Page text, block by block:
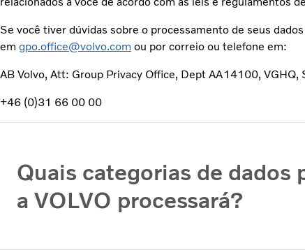
Se você tiver dúvidas sobre o processamento de seus
em gpo.office@volvo.com ou por correio ou telefone em:
AB Volvo, Att: Group Privacy Office, Dept AA14100,
+46 (0)31 66 00 00
Quais categorias de dados
a VOLVO processará?